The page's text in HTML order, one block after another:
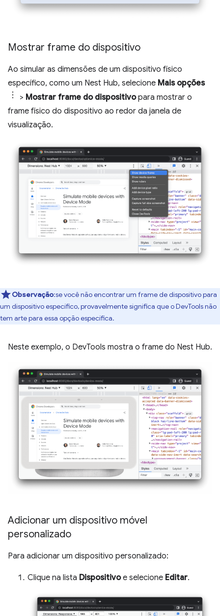
Mostrar frame do dispositivo
Ao simular as dimensões de um dispositivo físico
específico, como um Nest Hub, selecione Mais opções
> Mostrar frame do dispositivopara mostrar o
frame físico do dispositivo ao redor da janela de
visualização.
Observação:se você não encontrar um frame de dispositivo para
um dispositivo específico, provavelmente significa que o DevTools não
tem arte para essa opção específica.
Neste exemplo, o DevTools mostra o frame do Nest Hub.
Adicionar um dispositivo móvel
personalizado
Para adicionar um dispositivo personalizado:
Clique na lista Dispositivoe selecione Editar.